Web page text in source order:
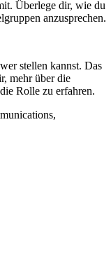
Überlege dir, wie du
anzusprechen.
stellen kannst. Das
mehr über die
Rolle zu erfahren.